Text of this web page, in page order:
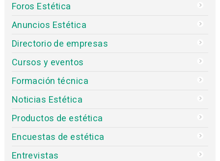
Foros Estética
Anuncios Estética
Directorio de empresas
Cursos y eventos
Formación técnica
Noticias Estética
Productos de estética
Encuestas de estética
Entrevistas